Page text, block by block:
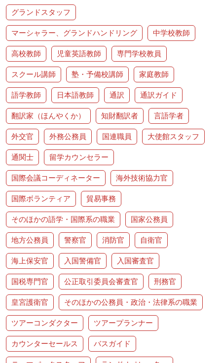
グランドスタッフ
マーシャラー、グランドハンドリング 中学校教師
高校教師 児童英語教師 専門学校教員
スクール講師 塾・予備校講師 家庭教師
語学教師 日本語教師 通訳 通訳ガイド
翻訳家（ほんやくか） 知財翻訳者 言語学者
外交官 外務公務員 国連職員 大使館スタッフ
通関士 留学カウンセラー
国際会議コーディネーター 海外技術協力官
国際ボランティア 貿易事務
そのほかの語学・国際系の職業 国家公務員
地方公務員 警察官 消防官 自衛官
海上保安官 入国警備官 入国審査官
国税専門官 公正取引委員会審査官 刑務官
皇宮護衛官 そのほかの公務員・政治・法律系の職業
ツアーコンダクター ツアープランナー
カウンターセールス バスガイド